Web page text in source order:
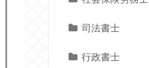
司法書士
行政書士